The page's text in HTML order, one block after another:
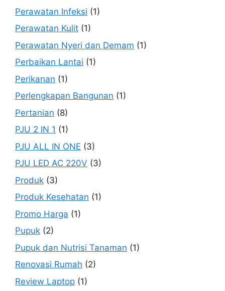
Perawatan Infeksi (1)
Perawatan Kulit (1)
Perawatan Nyeri dan Demam (1)
Perbaikan Lantai (1)
Perikanan (1)
Perlengkapan Bangunan (1)
Pertanian (8)
PJU 2 IN 1 (1)
PJU ALL IN ONE (3)
PJU LED AC 220V (3)
Produk (3)
Produk Kesehatan (1)
Promo Harga (1)
Pupuk (2)
Pupuk dan Nutrisi Tanaman (1)
Renovasi Rumah (2)
Review Laptop (1)